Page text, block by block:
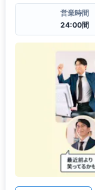
営業時間
24:00間